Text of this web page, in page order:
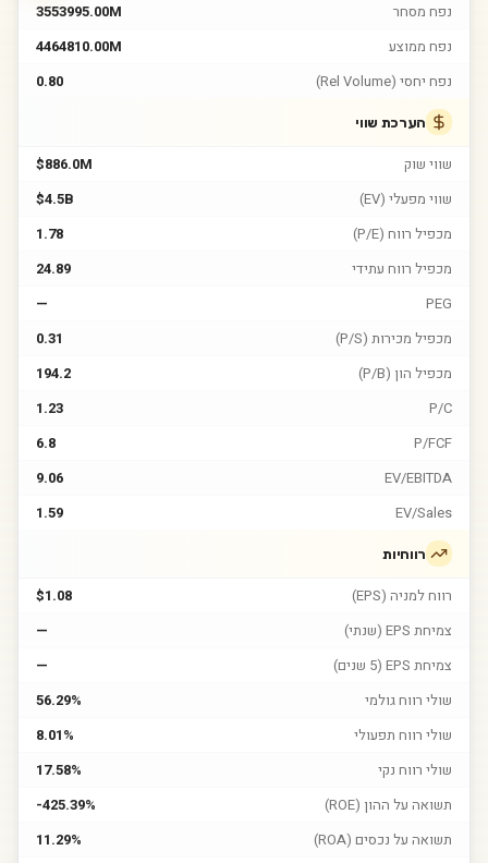
נפח מסחר
3553995.00M
נפח ממוצע
4464810.00M
נפח יחסי (Rel Volume)
0.80
הערכת שווי
שווי שוק
$886.0M
שווי מפעלי (EV)
$4.5B
מכפיל רווח (P/E)
1.78
מכפיל רווח עתידי
24.89
PEG
—
מכפיל מכירות (P/S)
0.31
מכפיל הון (P/B)
194.2
P/C
1.23
P/FCF
6.8
EV/EBITDA
9.06
EV/Sales
1.59
רווחיות
רווח למניה (EPS)
$1.08
צמיחת EPS (שנתי)
—
צמיחת EPS (5 שנים)
—
שולי רווח גולמי
56.29%
שולי רווח תפעולי
8.01%
שולי רווח נקי
17.58%
תשואה על ההון (ROE)
-425.39%
תשואה על נכסים (ROA)
11.29%